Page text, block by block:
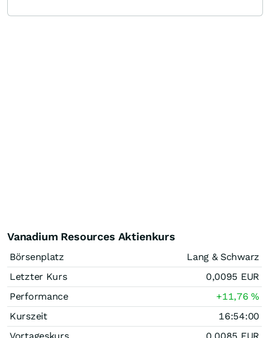
Vanadium Resources Aktienkurs
Börsenplatz
Lang & Schwarz
Letzter Kurs
0,0095 EUR
Performance
+11,76%
Kurszeit
16:54:00
Vortageskurs
0,0085 EUR